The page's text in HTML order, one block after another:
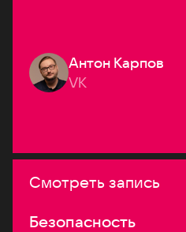
Антон Карпов
VK
Смотреть запись
Безопасность